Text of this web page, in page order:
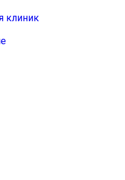
клиник